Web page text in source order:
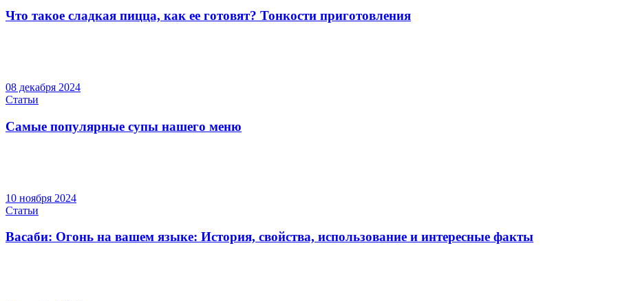
Что такое сладкая пицца, как ее готовят? Тонкости приготовления
08 декабря 2024
Статьи
Самые популярные супы нашего меню
10 ноября 2024
Статьи
Васаби: Огонь на вашем языке: История, свойства, использование и интересные факты